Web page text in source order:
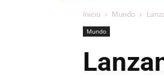
Inicio Mundo
Mundo